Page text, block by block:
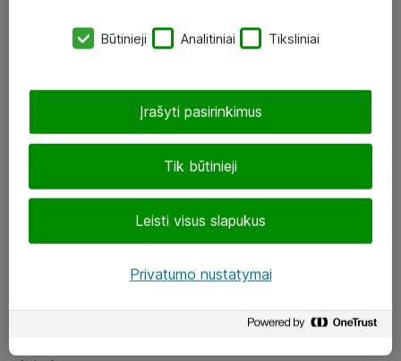
eShop@atea.lt
LinkedIn
Būtinieji Analitiniai Tiksliniai
Tik būtinieji
Leisti visus slapukus
Įrašyti pasirinkimus
Privatumo nustatymai